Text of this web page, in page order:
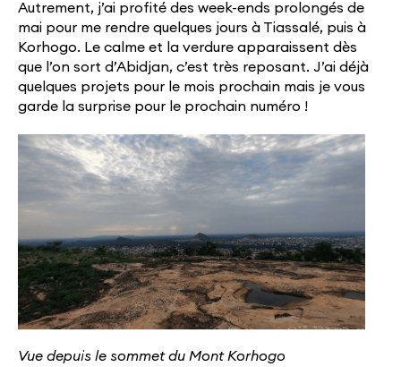
Autrement, j’ai profité des week-ends prolongés de
mai pour me rendre quelques jours à Tiassalé, puis à
Korhogo. Le calme et la verdure apparaissent dès
que l’on sort d’Abidjan, c’est très reposant. J’ai déjà
quelques projets pour le mois prochain mais je vous
garde la surprise pour le prochain numéro !
Vue depuis le sommet du Mont Korhogo